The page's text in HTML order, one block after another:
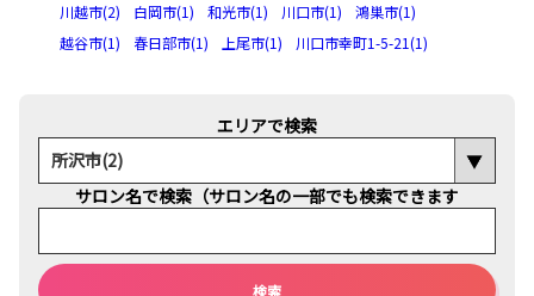
川越市(2)
白岡市(1) 和光市(1) 川口市(1)
鴻巣市(1)
越谷市(1)
春日部市(1) 上尾市(1) 川口市幸町1-5-21(1)
エリアで検索
サロン名で検索（サロン名の一部でも検索できます